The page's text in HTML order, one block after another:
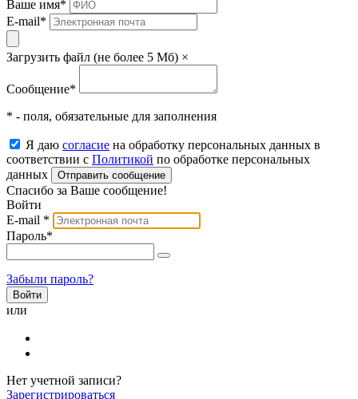
Ваше имя*
E-mail*
Загрузить файл (не более 5 Мб) ×
Сообщение*
* - поля, обязательные для заполнения
Я даю согласие на обработку персональных данных в
соответствии с Политикой по обработке персональных
данных
Отправить сообщение
Спасибо за Ваше сообщение!
Войти
E-mail *
Пароль*
Забыли пароль?
или
Нет учетной записи?
Зарегистрироваться